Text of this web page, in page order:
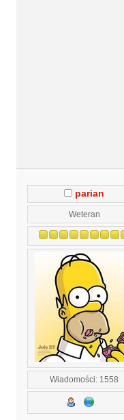
parian
Weteran
Wiadomości: 1558